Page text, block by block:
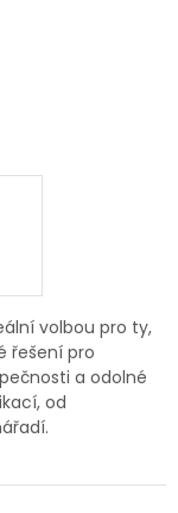
Prodejna nářadí
volbou pro ty,
řešení pro
a odolné
od